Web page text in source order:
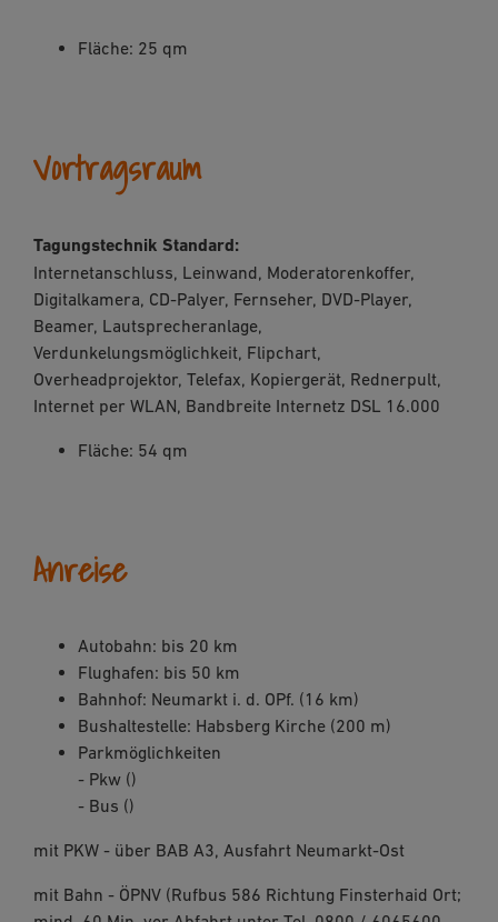
Fläche: 25 qm
Vortragsraum
Tagungstechnik Standard:
Internetanschluss, Leinwand, Moderatorenkoffer,
Digitalkamera, CD-Palyer, Fernseher, DVD-Player,
Beamer, Lautsprecheranlage,
Verdunkelungsmöglichkeit, Flipchart,
Overheadprojektor, Telefax, Kopiergerät, Rednerpult,
Internet per WLAN, Bandbreite Internetz DSL 16.000
Fläche: 54 qm
Anreise
Autobahn: bis 20 km
Flughafen: bis 50 km
Bahnhof: Neumarkt i. d. OPf. (16 km)
Bushaltestelle: Habsberg Kirche (200 m)
Parkmöglichkeiten
- Pkw ()
- Bus ()
mit PKW - über BAB A3, Ausfahrt Neumarkt-Ost
mit Bahn - ÖPNV (Rufbus 586 Richtung Finsterhaid Ort;